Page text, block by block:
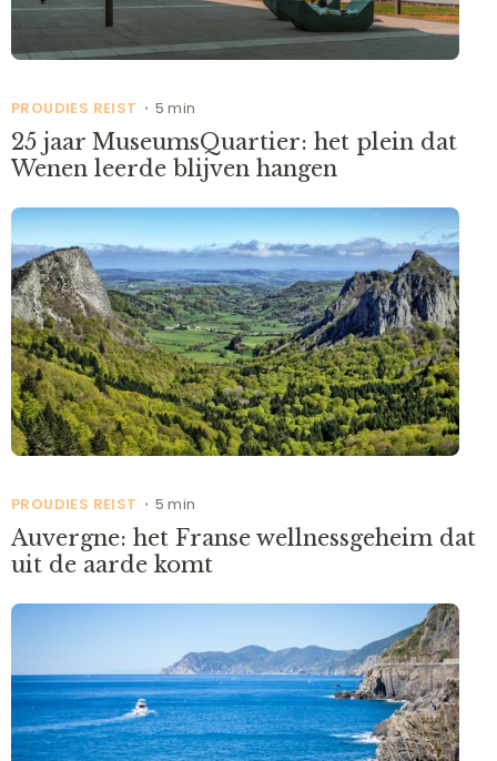
PROUDIES REIST • 5 min
25 jaar MuseumsQuartier: het plein dat
Wenen leerde blijven hangen
PROUDIES REIST • 5 min
Auvergne: het Franse wellnessgeheim dat
uit de aarde komt